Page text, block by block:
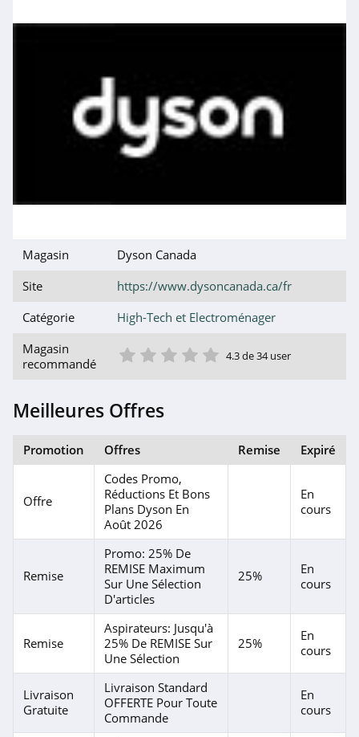
MemoryPC
4.4
Shadow
4.1
4.0
MPB
4.2
4.1
Magasin
Dyson Canada
Site
https://www.dysoncanada.ca/fr
Catégorie
High-Tech et Electroménager
Magasin
recommandé
5 étoile
4 étoile
3 étoile
2 étoile
1 étoile4.3 de 34 user
Meilleures Offres
Promotion Offres Remise Expiré
Offre
Codes Promo,
Réductions Et Bons
Plans Dyson En
Août 2026
En
cours
Remise
Promo: 25% De
REMISE Maximum
Sur Une Sélection
D'articles
25%
En
cours
Remise
Aspirateurs: Jusqu'à
25% De REMISE Sur
Une Sélection
25%
En
cours
Livraison
Gratuite
Livraison Standard
OFFERTE Pour Toute
Commande
En
cours